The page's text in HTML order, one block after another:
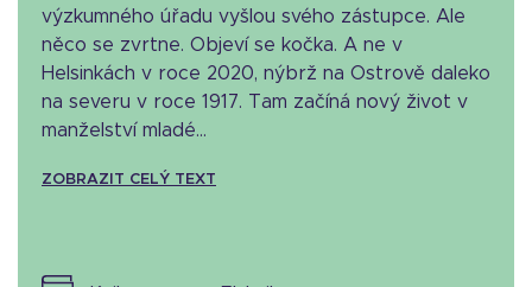
výzkumného úřadu vyšlou svého zástupce. Ale
něco se zvrtne. Objeví se kočka. A ne v
Helsinkách v roce 2020, nýbrž na Ostrově daleko
na severu v roce 1917. Tam začíná nový život v
manželství mladé...
ZOBRAZIT CELÝ TEXT